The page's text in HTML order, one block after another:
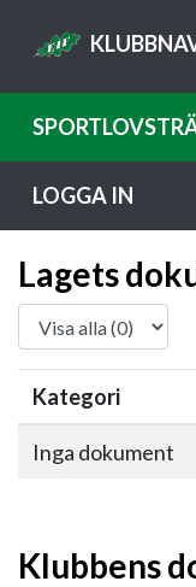
LOGGA IN
Lagets
Kategori
Inga dokument
Klubbens